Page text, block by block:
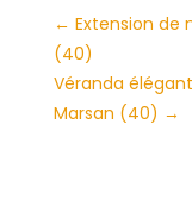
← Extension de
(40)
Véranda
Marsan (40) →